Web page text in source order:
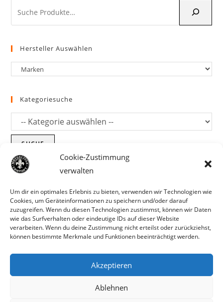
Cookie-Zustimmung
verwalten
Um dir ein optimales Erlebnis zu bieten, verwenden wir Technologien wie
Cookies, um Geräteinformationen zu speichern und/oder darauf
zuzugreifen. Wenn du diesen Technologien zustimmst, können wir Daten
wie das Surfverhalten oder eindeutige IDs auf dieser Website
verarbeiten. Wenn du deine Zustimmung nicht erteilst oder zurückziehst,
können bestimmte Merkmale und Funktionen beeinträchtigt werden.
Akzeptieren
Ablehnen
Parts für Harley Davidson, Indian und
Hersteller Auswählen
Kategoriesuche
SUCHE